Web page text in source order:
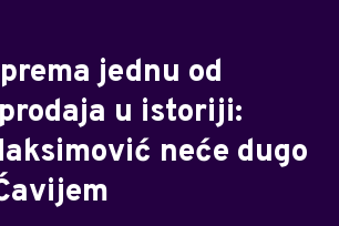
jednu od
u istoriji:
neće dugo